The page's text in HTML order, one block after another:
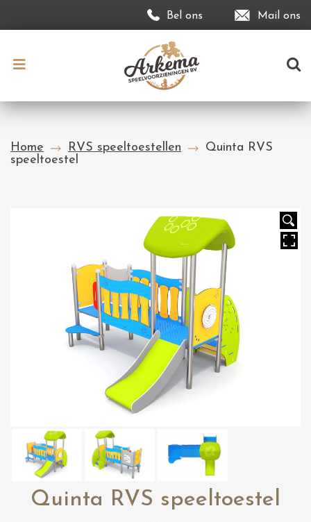
Bel ons Mail ons
Home RVS speeltoestellen
Quinta RVS
speeltoestel
Quinta RVS speeltoestel